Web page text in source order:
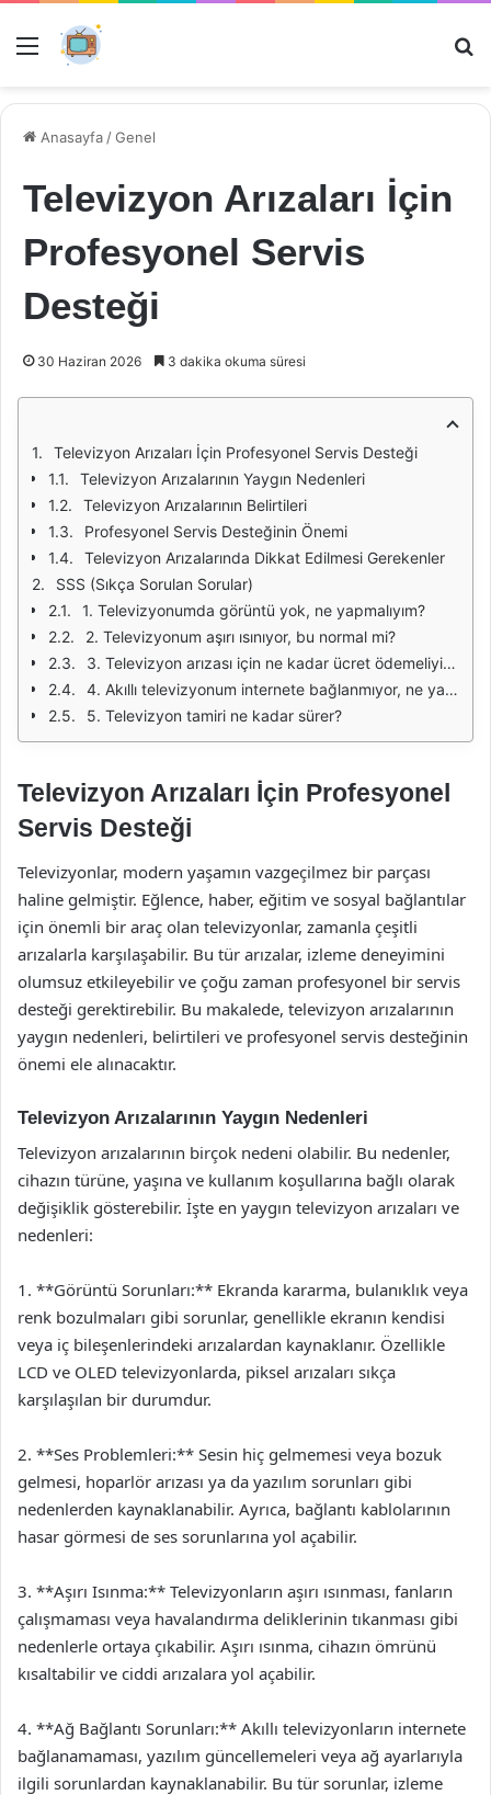
Menü
Anasayfa /Genel
Televizyon Arızaları İçin
Profesyonel Servis
Desteği
30 Haziran 2026 3 dakika okuma süresi
Televizyon Arızaları İçin Profesyonel Servis Desteği
Televizyon Arızalarının Yaygın Nedenleri
Televizyon Arızalarının Belirtileri
Profesyonel Servis Desteğinin Önemi
Televizyon Arızalarında Dikkat Edilmesi Gerekenler
SSS (Sıkça Sorulan Sorular)
1. Televizyonumda görüntü yok, ne yapmalıyım?
2. Televizyonum aşırı ısınıyor, bu normal mi?
3. Televizyon arızası için ne kadar ücret ödemeliyim?
4. Akıllı televizyonum internete bağlanmıyor, ne yapmalıyım?
5. Televizyon tamiri ne kadar sürer?
Televizyon Arızaları İçin Profesyonel
Servis Desteği
Televizyonlar, modern yaşamın vazgeçilmez bir parçası
haline gelmiştir. Eğlence, haber, eğitim ve sosyal bağlantılar
için önemli bir araç olan televizyonlar, zamanla çeşitli
arızalarla karşılaşabilir. Bu tür arızalar, izleme deneyimini
olumsuz etkileyebilir ve çoğu zaman profesyonel bir servis
desteği gerektirebilir. Bu makalede, televizyon arızalarının
yaygın nedenleri, belirtileri ve profesyonel servis desteğinin
önemi ele alınacaktır.
Televizyon Arızalarının Yaygın Nedenleri
Televizyon arızalarının birçok nedeni olabilir. Bu nedenler,
cihazın türüne, yaşına ve kullanım koşullarına bağlı olarak
değişiklik gösterebilir. İşte en yaygın televizyon arızaları ve
nedenleri:
1. **Görüntü Sorunları:** Ekranda kararma, bulanıklık veya
renk bozulmaları gibi sorunlar, genellikle ekranın kendisi
veya iç bileşenlerindeki arızalardan kaynaklanır. Özellikle
LCD ve OLED televizyonlarda, piksel arızaları sıkça
karşılaşılan bir durumdur.
2. **Ses Problemleri:** Sesin hiç gelmemesi veya bozuk
gelmesi, hoparlör arızası ya da yazılım sorunları gibi
nedenlerden kaynaklanabilir. Ayrıca, bağlantı kablolarının
hasar görmesi de ses sorunlarına yol açabilir.
3. **Aşırı Isınma:** Televizyonların aşırı ısınması, fanların
çalışmaması veya havalandırma deliklerinin tıkanması gibi
nedenlerle ortaya çıkabilir. Aşırı ısınma, cihazın ömrünü
kısaltabilir ve ciddi arızalara yol açabilir.
4. **Ağ Bağlantı Sorunları:** Akıllı televizyonların internete
bağlanamaması, yazılım güncellemeleri veya ağ ayarlarıyla
ilgili sorunlardan kaynaklanabilir. Bu tür sorunlar, izleme